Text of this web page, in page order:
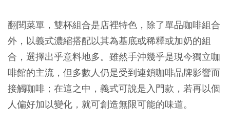
翻閱菜單，雙杯組合是店裡特色，除了單品咖啡組合
外，以義式濃縮搭配以其為基底或稀釋或加奶的組
合，選擇出乎意料地多。雖然手沖幾乎是現今獨立咖
啡館的主流，但多數人仍是受到連鎖咖啡品牌影響而
接觸咖啡；在這之中，義式可說是入門款，若再以個
人偏好加以變化，就可創造無限可能的味道。